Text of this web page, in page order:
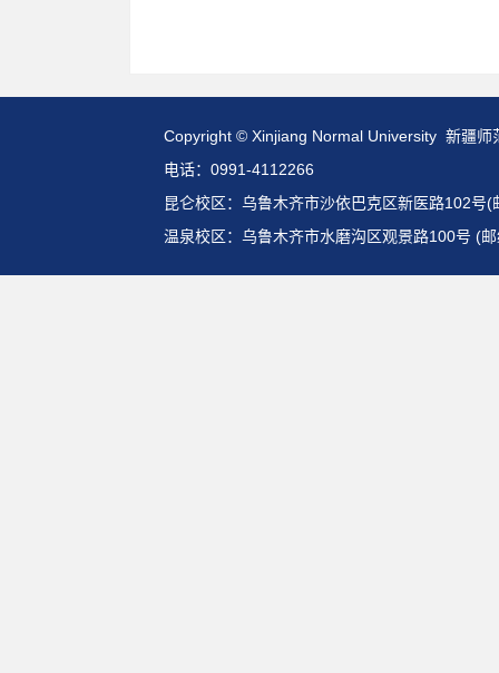
Copyright © Xinjiang Normal University 新疆师
电话：0991-4112266
昆仑校区：乌鲁木齐市沙依巴克区新医路102号(
温泉校区：乌鲁木齐市水磨沟区观景路100号 (